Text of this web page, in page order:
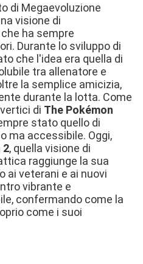
di Megaevoluzione
visione di
ha sempre
Durante lo sviluppo di
che l'idea era quella di
tra allenatore e
la semplice amicizia,
durante la lotta. Come
di The Pokémon
stato quello di
ma accessibile. Oggi,
2, quella visione di
raggiunge la sua
ai veterani e ai nuovi
vibrante e
confermando come la
come i suoi